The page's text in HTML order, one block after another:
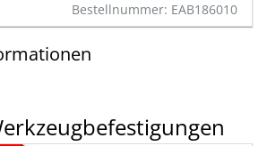
Bestellnummer: EAB186010